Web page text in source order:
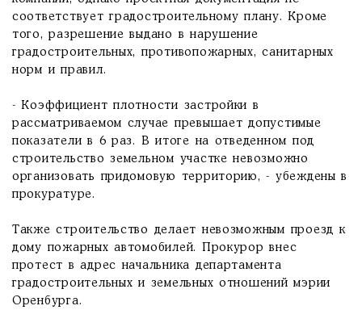
соответствует градостроительному плану. Кроме
того, разрешение выдано в нарушение
градостроительных, противопожарных, санитарных
норм и правил.
- Коэффициент плотности застройки в
рассматриваемом случае превышает допустимые
показатели в 6 раз. В итоге на отведенном под
строительство земельном участке невозможно
организовать придомовую территорию, - убеждены в
прокуратуре.
Также строительство делает невозможным проезд к
дому пожарных автомобилей. Прокурор внес
протест в адрес начальника департамента
градостроительных и земельных отношений мэрии
Оренбурга.